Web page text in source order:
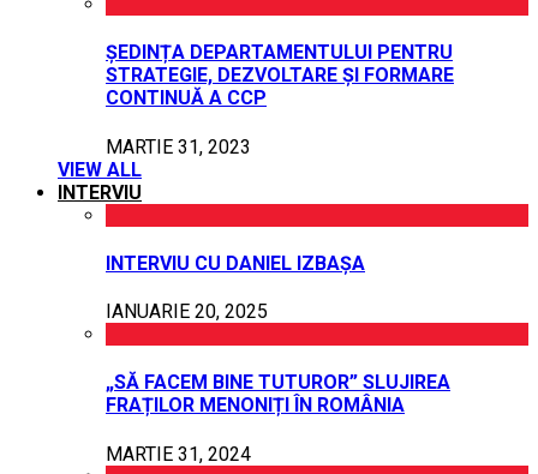
ȘEDINȚA DEPARTAMENTULUI PENTRU
STRATEGIE, DEZVOLTARE ȘI FORMARE
CONTINUĂ A CCP
MARTIE 31, 2023
VIEW ALL
INTERVIU
INTERVIU CU DANIEL IZBAȘA
IANUARIE 20, 2025
„SĂ FACEM BINE TUTUROR” SLUJIREA
FRAȚILOR MENONIȚI ÎN ROMÂNIA
MARTIE 31, 2024